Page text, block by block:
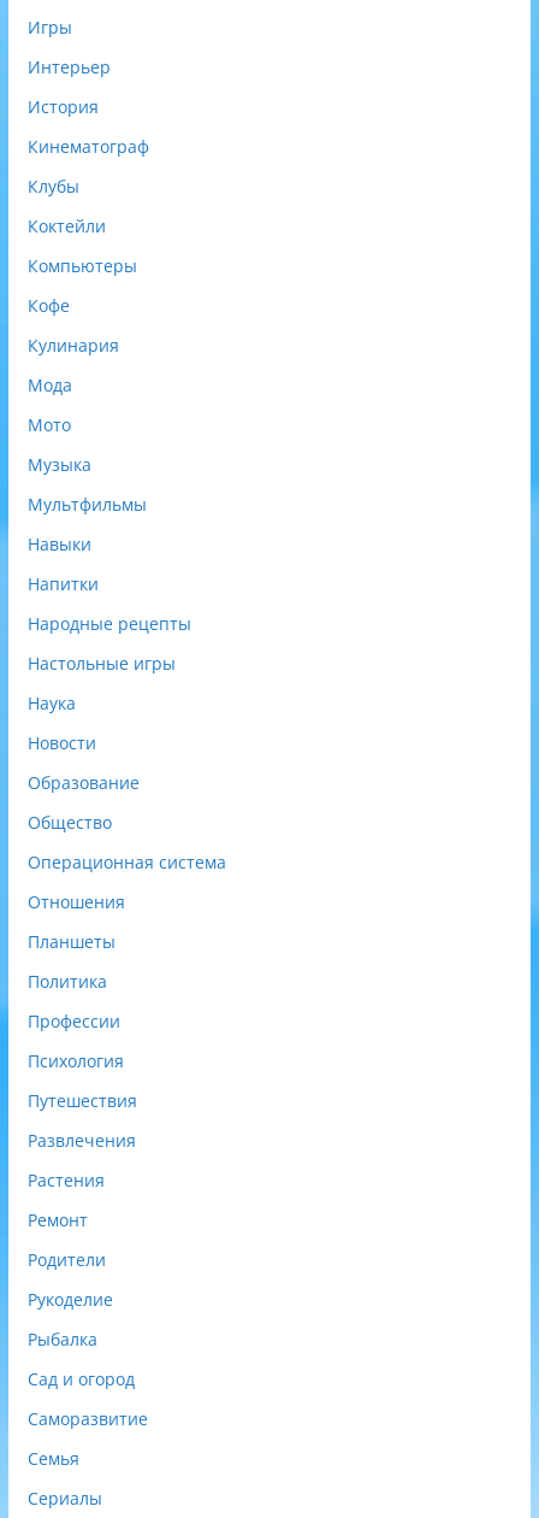
Игры
Интерьер
История
Кинематограф
Клубы
Коктейли
Компьютеры
Кофе
Кулинария
Мода
Мото
Музыка
Мультфильмы
Навыки
Напитки
Народные рецепты
Настольные игры
Наука
Новости
Образование
Общество
Операционная система
Отношения
Планшеты
Политика
Профессии
Психология
Путешествия
Развлечения
Растения
Ремонт
Родители
Рукоделие
Рыбалка
Сад и огород
Саморазвитие
Семья
Сериалы